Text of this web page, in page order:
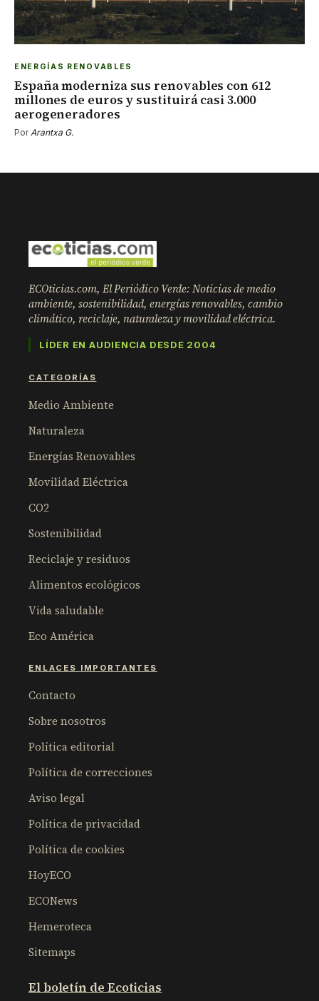
ENERGÍAS RENOVABLES
España moderniza sus renovables con 612
millones de euros y sustituirá casi 3.000
aerogeneradores
Por Arantxa G.
ECOticias.com, El Periódico Verde: Noticias de medio
ambiente, sostenibilidad, energías renovables, cambio
climático, reciclaje, naturaleza y movilidad eléctrica.
LÍDER EN AUDIENCIA DESDE 2004
CATEGORÍAS
Medio Ambiente
Naturaleza
Energías Renovables
Movilidad Eléctrica
CO2
Sostenibilidad
Reciclaje y residuos
Alimentos ecológicos
Vida saludable
Eco América
ENLACES IMPORTANTES
Contacto
Sobre nosotros
Política editorial
Política de correcciones
Aviso legal
Política de privacidad
Política de cookies
HoyECO
ECONews
Hemeroteca
Sitemaps
El boletín de Ecoticias